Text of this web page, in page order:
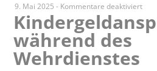
9. Mai 2025 - Kommentare deaktiviertfür
während des
Wehrdienstes